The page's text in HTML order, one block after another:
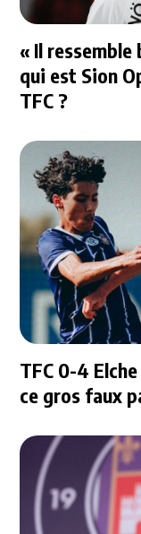
« Il ressemble
qui est Sion
TFC ?
TFC 0-4
ce gros faux